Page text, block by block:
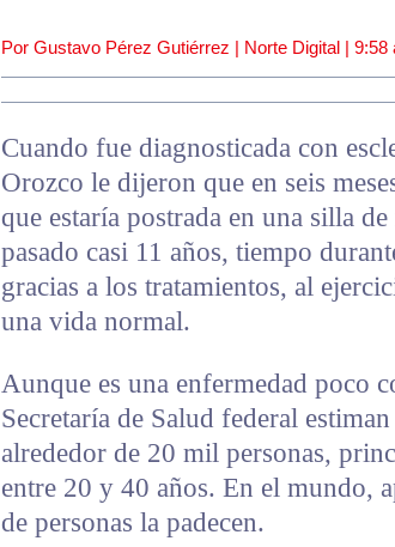
Por Gustavo Pérez Gutiérrez | Norte Digital | 9:58
Cuando fue diagnosticada con
Orozco le dijeron que en seis
que estaría postrada en una silla
pasado casi 11 años, tiempo
gracias a los tratamientos, al
una vida normal.
Aunque es una enfermedad poco
Secretaría de Salud federal
alrededor de 20 mil personas,
entre 20 y 40 años. En el mundo,
de personas la padecen.